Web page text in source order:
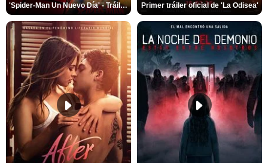
'Spider-Man Un Nuevo Día' - Tráiler oficial subtitulado Primer tráiler oficial de 'La Odisea'